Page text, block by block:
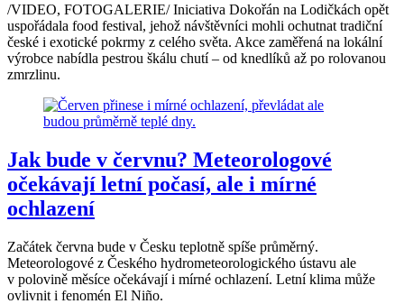
/VIDEO, FOTOGALERIE/ Iniciativa Dokořán na Lodičkách opět
uspořádala food festival, jehož návštěvníci mohli ochutnat tradiční
české i exotické pokrmy z celého světa. Akce zaměřená na lokální
výrobce nabídla pestrou škálu chutí – od knedlíků až po rolovanou
zmrzlinu.
Jak bude v červnu? Meteorologové
očekávají letní počasí, ale i mírné
ochlazení
Začátek června bude v Česku teplotně spíše průměrný.
Meteorologové z Českého hydrometeorologického ústavu ale
v polovině měsíce očekávají i mírné ochlazení. Letní klima může
ovlivnit i fenomén El Niño.